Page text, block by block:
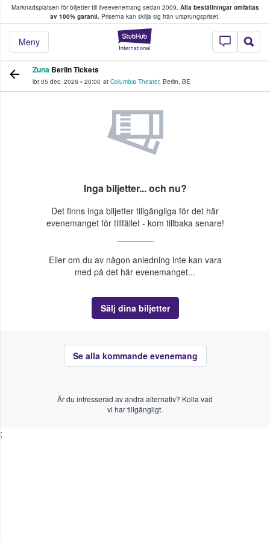
Marknadsplatsen för biljetter till liveevenemang sedan 2009. Alla beställningar omfattas
av 100% garanti. Priserna kan skilja sig från ursprungspriset.
StubHub – där
Meny
köper och säljer biljetter.
Zuna Berlin Tickets
lör 05 dec. 2026 • 20:00 at Columbia Theater, Berlin, BE
Inga biljetter... och nu?
Det finns inga biljetter tillgängliga för det här
evenemanget för tillfället - kom tillbaka senare!
Eller om du av någon anledning inte kan vara
med på det här evenemanget...
Sälj dina biljetter
Se alla kommande evenemang
Är du intresserad av andra alternativ? Kolla vad
vi har tillgängligt.
;